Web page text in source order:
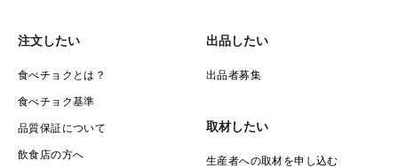
注文したい
食べチョクとは？
食べチョク基準
品質保証について
飲食店の方へ
出品したい
出品者募集
取材したい
生産者への取材を申し込む